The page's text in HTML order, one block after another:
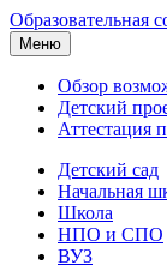
Образовательная
Меню
Обзор
Детский
Аттестация
Детский сад
Начальная
Школа
НПО и СПО
ВУЗ